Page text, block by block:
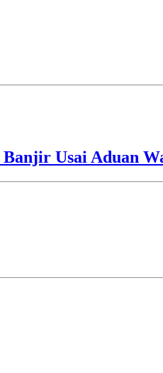
Usai Aduan